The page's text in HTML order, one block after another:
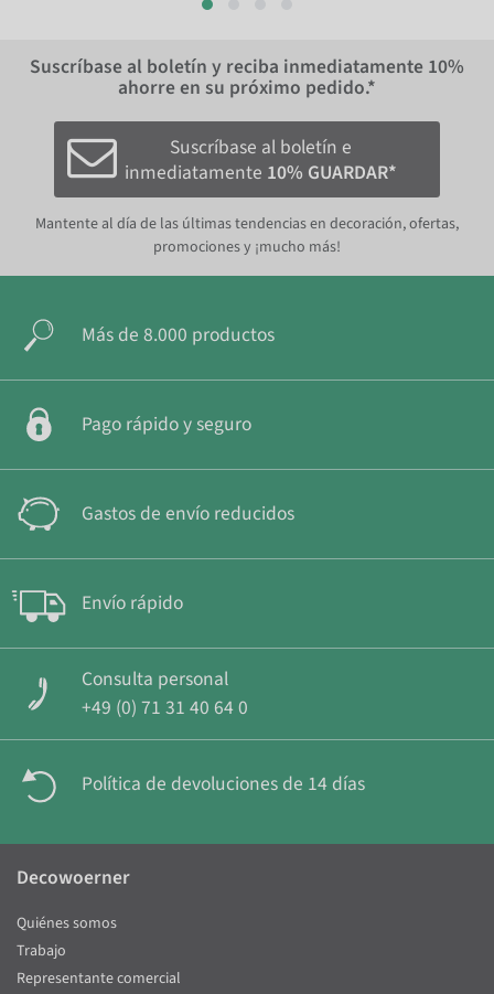
Suscríbase al boletín y reciba inmediatamente 10%
ahorre en su próximo pedido.*
Suscríbase al boletín e
inmediatamente 10% GUARDAR*
Mantente al día de las últimas tendencias en decoración, ofertas,
promociones y ¡mucho más!
Más de 8.000 productos
Pago rápido y seguro
Gastos de envío reducidos
Envío rápido
Consulta personal
+49 (0) 71 31 40 64 0
Política de devoluciones de 14 días
Decowoerner
Quiénes somos
Trabajo
Representante comercial